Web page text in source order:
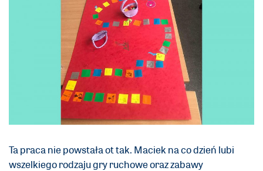
Ta praca nie powstała ot tak. Maciek na co dzień lubi
wszelkiego rodzaju gry ruchowe oraz zabawy